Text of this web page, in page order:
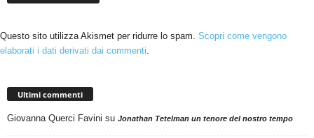
Questo sito utilizza Akismet per ridurre lo spam. Scopri come vengono
elaborati i dati derivati dai commenti.
Ultimi commenti
Giovanna Querci Favini su Jonathan Tetelman un tenore del nostro tempo